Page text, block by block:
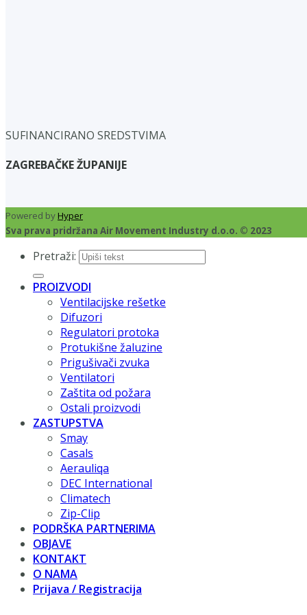
SUFINANCIRANO SREDSTVIMA
ZAGREBAČKE ŽUPANIJE
Powered byHyper
Sva prava pridržana Air Movement Industry d.o.o. © 2023
Pretraži:
PROIZVODI
Ventilacijske rešetke
Difuzori
Regulatori protoka
Protukišne žaluzine
Prigušivači zvuka
Ventilatori
Zaštita od požara
Ostali proizvodi
ZASTUPSTVA
Smay
Casals
Aerauliqa
DEC International
Climatech
Zip-Clip
PODRŠKA PARTNERIMA
OBJAVE
KONTAKT
O NAMA
Prijava / Registracija